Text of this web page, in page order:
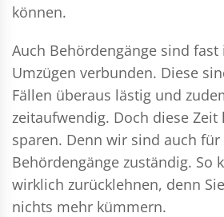
können.
Auch Behördengänge sind
Umzügen verbunden. Diese
Fällen überaus lästig und
zeitaufwendig. Doch diese Zeit
sparen. Denn wir sind auch für
Behördengänge zuständig. So
wirklich zurücklehnen, denn
nichts mehr kümmern.